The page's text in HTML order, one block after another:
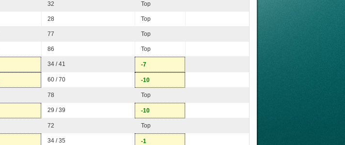
32 Top
28 Top
77 Top
86 Top
34 / 41 -7
60 / 70 -10
78 Top
29 / 39 -10
72 Top
34 / 35 -1